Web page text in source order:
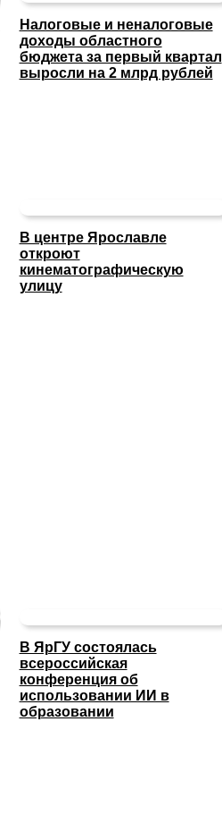
Налоговые и неналоговые
доходы областного
бюджета за первый квартал
выросли на 2 млрд рублей
В центре Ярославле
откроют
кинематографическую
улицу
В ЯрГУ состоялась
всероссийская
конференция об
использовании ИИ в
образовании